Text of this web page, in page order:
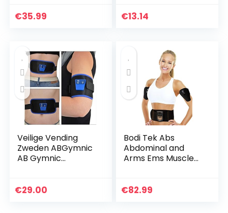
Slimme fitnessriem
€35.99
Massage (Zwart)
€13.14
Veilige Vending
Zweden ABGymnic
AB Gymnic
Arm Been Taille
€29.00
Bodi Tek Abs
Abdominal and
Arms Ems Muscle
€82.99